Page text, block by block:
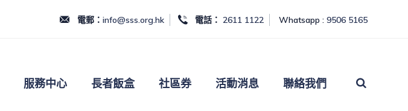
電郵： info@sss.org.hk 電話： 2611 1122 Whatsapp : 9506 5165
服務中心 長者飯盒 社區券 活動消息 聯絡我們